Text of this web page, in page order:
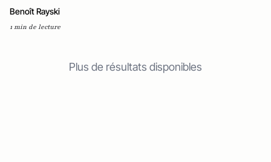
Benoît Rayski
1 min de lecture
Plus de résultats disponibles